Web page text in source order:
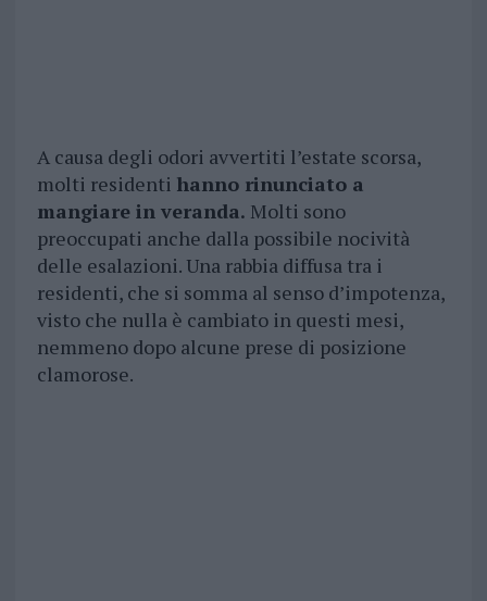
A causa degli odori avvertiti l’estate scorsa,
molti residenti hanno rinunciato a
mangiare in veranda. Molti sono
preoccupati anche dalla possibile nocività
delle esalazioni. Una rabbia diffusa tra i
residenti, che si somma al senso d’impotenza,
visto che nulla è cambiato in questi mesi,
nemmeno dopo alcune prese di posizione
clamorose.